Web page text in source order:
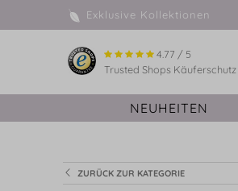
Exklusive Kollektionen
4.77 / 5
Trusted Shops Käuferschutz
NEUHEITEN
ZURÜCK ZUR KATEGORIE